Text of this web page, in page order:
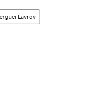
Lavrov